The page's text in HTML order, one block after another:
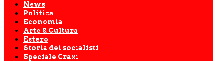
News
Politica
Economia
Arte & Cultura
Estero
Storia dei socialisti
Speciale Craxi